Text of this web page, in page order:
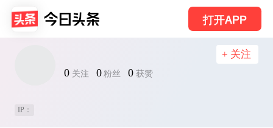
打开APP
0 关注 0 粉丝 0 获赞
+ 关注
IP：